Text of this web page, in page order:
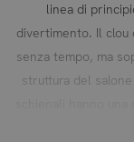
linea di
divertimento. Il clou
senza tempo, ma
struttura del